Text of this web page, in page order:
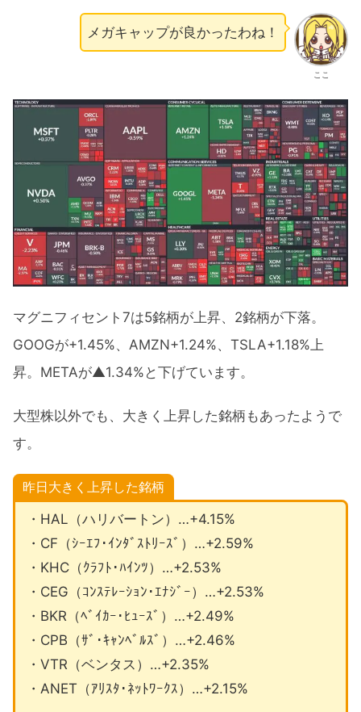
ここ
メガキャップが良かったわね！
マグニフィセント7は5銘柄が上昇、2銘柄が下落。
GOOGが+1.45%、AMZN+1.24%、TSLA+1.18%上
昇。METAが▲1.34%と下げています。
大型株以外でも、大きく上昇した銘柄もあったようで
す。
昨日大きく上昇した銘柄
・HAL（ハリバートン）…+4.15%
・CF（ｼｰｴﾌ･ｲﾝﾀﾞｽﾄﾘｰｽﾞ）…+2.59%
・KHC（ｸﾗﾌﾄ･ﾊｲﾝﾂ）…+2.53%
・CEG（ｺﾝｽﾃﾚｰｼｮﾝ･ｴﾅｼﾞｰ）…+2.53%
・BKR（ﾍﾞｲｶｰ･ﾋｭｰｽﾞ）…+2.49%
・CPB（ｻﾞ･ｷｬﾝﾍﾞﾙｽﾞ）…+2.46%
・VTR（ベンタス）…+2.35%
・ANET（ｱﾘｽﾀ･ﾈｯﾄﾜｰｸｽ）…+2.15%